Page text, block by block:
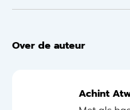
Over de auteur
Achint